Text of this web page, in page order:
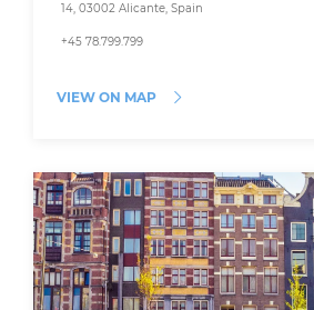
14, 03002 Alicante, Spain
+45 78.799.799
VIEW ON MAP